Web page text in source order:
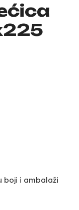
boji i ambalaži